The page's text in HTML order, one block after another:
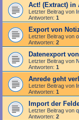
Act! (Extract) in
Letzter Beitrag von
Antworten: 1
Export von
Letzter Beitrag von
Antworten: 2
Datenexport
Letzter Beitrag von
Antworten: 1
Anrede geht
Letzter Beitrag von
Antworten: 1
Import der
Letzter Beitrag von
Antworten: 2